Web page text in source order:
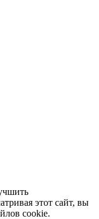
этот сайт, вы
cookie.